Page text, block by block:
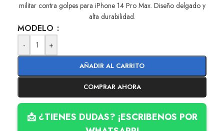
militar contra golpes para iPhone 14 Pro Max. Diseño delgado y
alta durabilidad.
MODELO
- +
AÑADIR AL CARRITO
COMPRAR AHORA
📩 ¿TIENES DUDAS? ¡ESCRIBENOS POR